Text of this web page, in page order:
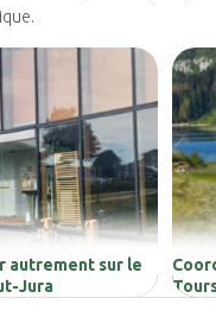
autrement sur le
Jura